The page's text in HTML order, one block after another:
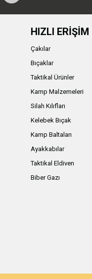
HIZLI ERİŞİM
Çakılar
Bıçaklar
Taktikal Ürünler
Kamp Malzemeleri
Silah Kılıfları
Kelebek Bıçak
Kamp Baltaları
Ayakkabılar
Taktikal Eldiven
Biber Gazı